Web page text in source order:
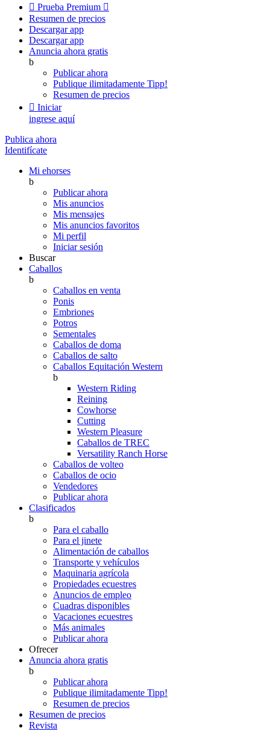
 Prueba Premium 
Resumen de precios
Descargar app
Descargar app
Anuncia ahora gratis
b
Publicar ahora
Publique ilimitadamente Tipp!
Resumen de precios
 Iniciar
ingrese aquí
Publica ahora
Identifícate
Mi ehorses
b
Publicar ahora
Mis anuncios
Mis mensajes
Mis anuncios favoritos
Mi perfil
Iniciar sesión
Buscar
Caballos
b
Caballos en venta
Ponis
Embriones
Potros
Sementales
Caballos de doma
Caballos de salto
Caballos Equitación Western
b
Western Riding
Reining
Cowhorse
Cutting
Western Pleasure
Caballos de TREC
Versatility Ranch Horse
Caballos de volteo
Caballos de ocio
Vendedores
Publicar ahora
Clasificados
b
Para el caballo
Para el jinete
Alimentación de caballos
Transporte y vehículos
Maquinaria agrícola
Propiedades ecuestres
Anuncios de empleo
Cuadras disponibles
Vacaciones ecuestres
Más animales
Publicar ahora
Ofrecer
Anuncia ahora gratis
b
Publicar ahora
Publique ilimitadamente Tipp!
Resumen de precios
Resumen de precios
Revista